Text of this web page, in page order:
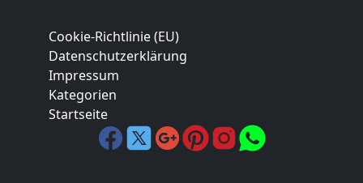
Cookie-Richtlinie (EU)
Datenschutzerklärung
Impressum
Kategorien
Startseite